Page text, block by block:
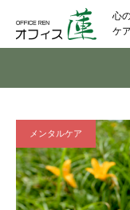
心
ケ
メンタルケア